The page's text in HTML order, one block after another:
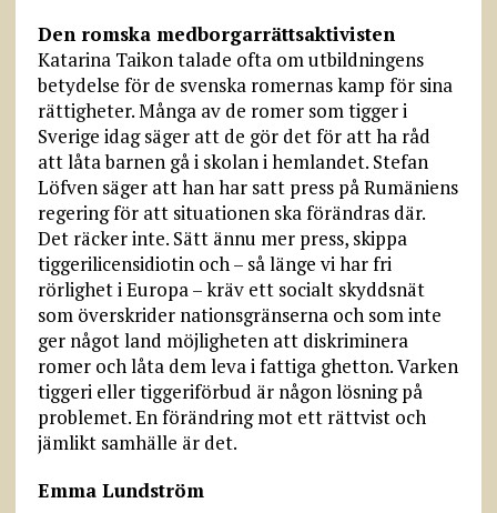
Den romska medborgarrättsaktivisten
Katarina Taikon talade ofta om utbildningens
betydelse för de svenska romernas kamp för sina
rättigheter. Många av de romer som tigger i
Sverige idag säger att de gör det för att ha råd
att låta barnen gå i skolan i hemlandet. Stefan
Löfven säger att han har satt press på Rumäniens
regering för att situationen ska förändras där.
Det räcker inte. Sätt ännu mer press, skippa
tiggerilicensidiotin och – så länge vi har fri
rörlighet i Europa – kräv ett socialt skyddsnät
som överskrider nationsgränserna och som inte
ger något land möjligheten att diskriminera
romer och låta dem leva i fattiga ghetton. Varken
tiggeri eller tiggeriförbud är någon lösning på
problemet. En förändring mot ett rättvist och
jämlikt samhälle är det.
Emma Lundström